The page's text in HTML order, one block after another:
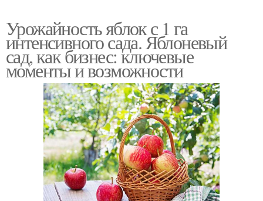
Урожайность яблок с 1 га
интенсивного сада. Яблоневый
сад, как бизнес: ключевые
моменты и возможности